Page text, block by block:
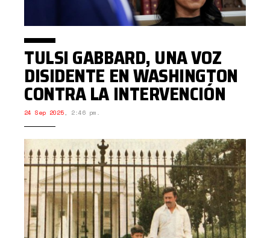
TULSI GABBARD, UNA VOZ
DISIDENTE EN WASHINGTON
CONTRA LA INTERVENCIÓN
24 Sep 2025, 2:46 pm.